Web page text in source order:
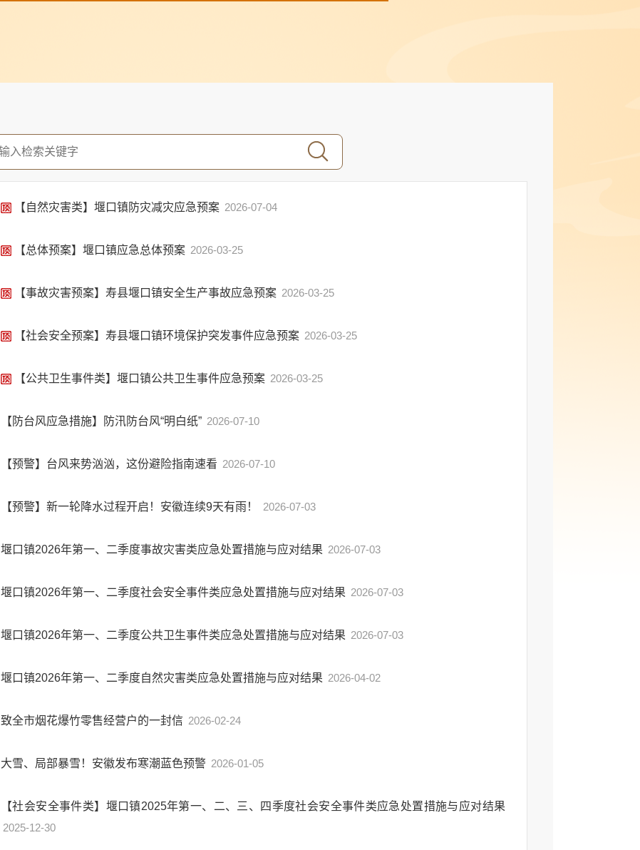
【自然灾害类】堰口镇防灾减灾应急预案 2026-07-04
【总体预案】堰口镇应急总体预案 2026-03-25
【事故灾害预案】寿县堰口镇安全生产事故应急预案 2026-03-25
【社会安全预案】寿县堰口镇环境保护突发事件应急预案 2026-03-25
【公共卫生事件类】堰口镇公共卫生事件应急预案 2026-03-25
【防台风应急措施】防汛防台风“明白纸” 2026-07-10
【预警】台风来势汹汹，这份避险指南速看 2026-07-10
【预警】新一轮降水过程开启！安徽连续9天有雨！ 2026-07-03
堰口镇2026年第一、二季度事故灾害类应急处置措施与应对结果 2026-07-03
堰口镇2026年第一、二季度社会安全事件类应急处置措施与应对结果 2026-07-03
堰口镇2026年第一、二季度公共卫生事件类应急处置措施与应对结果 2026-07-03
堰口镇2026年第一、二季度自然灾害类应急处置措施与应对结果 2026-04-02
致全市烟花爆竹零售经营户的一封信 2026-02-24
大雪、局部暴雪！安徽发布寒潮蓝色预警 2026-01-05
【社会安全事件类】堰口镇2025年第一、二、三、四季度社会安全事件类应急处置措施与应对结果
2025-12-30